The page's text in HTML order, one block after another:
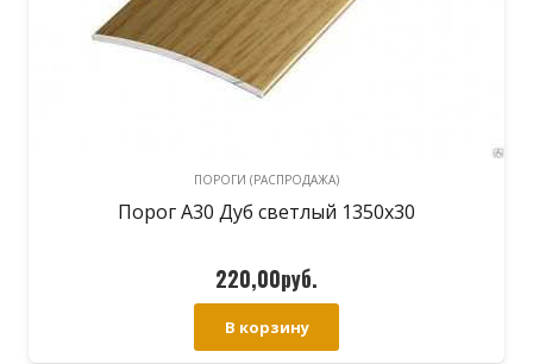
ПОРОГИ (РАСПРОДАЖА)
Порог А30 Дуб светлый 1350х30
220,00руб.
В корзину